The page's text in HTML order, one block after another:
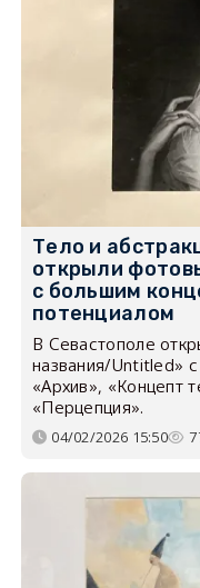
Тело и
открыли
с большим
потенциалом
В Севастополе
названия/Untitled»
«Архив», «Концепт
«Перцепция».
04/02/2026 15:50